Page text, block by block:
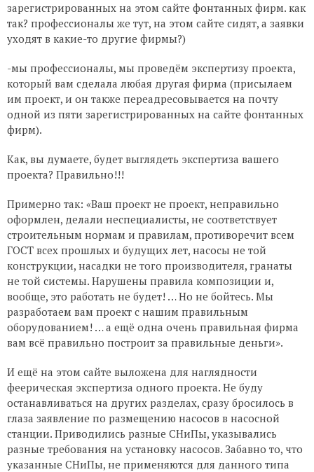
зарегистрированных на этом сайте фонтанных фирм. как
так? профессионалы же тут, на этом сайте сидят, а заявки
уходят в какие-то другие фирмы?)
-мы профессионалы, мы проведём экспертизу проекта,
который вам сделала любая другая фирма (присылаем
им проект, и он также переадресовывается на почту
одной из пяти зарегистрированных на сайте фонтанных
фирм).
Как, вы думаете, будет выглядеть экспертиза вашего
проекта? Правильно!!!
Примерно так: «Ваш проект не проект, неправильно
оформлен, делали неспециалисты, не соответствует
строительным нормам и правилам, противоречит всем
ГОСТ всех прошлых и будущих лет, насосы не той
конструкции, насадки не того производителя, гранаты
не той системы. Нарушены правила композиции и,
вообще, это работать не будет! … Но не бойтесь. Мы
разработаем вам проект с нашим правильным
оборудованием! … а ещё одна очень правильная фирма
вам всё правильно построит за правильные деньги».
И ещё на этом сайте выложена для наглядности
феерическая экспертиза одного проекта. Не буду
останавливаться на других разделах, сразу бросилось в
глаза заявление по размещению насосов в насосной
станции. Приводились разные СНиПы, указывались
разные требования на установку насосов. Забавно то, что
указанные СНиПы, не применяются для данного типа